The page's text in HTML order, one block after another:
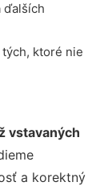
ďalších
ktoré nie
vstavaných
a korektný